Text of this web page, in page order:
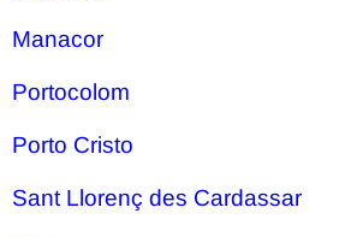
Manacor
Portocolom
Porto Cristo
Sant Llorenç des Cardassar